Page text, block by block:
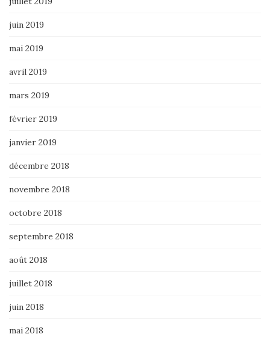
juin 2019
mai 2019
avril 2019
mars 2019
février 2019
janvier 2019
décembre 2018
novembre 2018
octobre 2018
septembre 2018
août 2018
juillet 2018
juin 2018
mai 2018